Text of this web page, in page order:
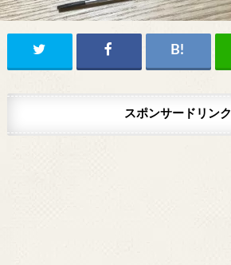
スポンサードリンク